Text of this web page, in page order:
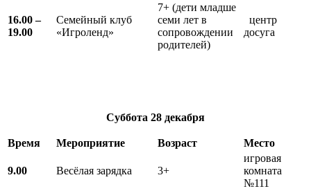
16.00 –
19.00
Семейный клуб
«Игроленд»
7+ (дети младше
семи лет в
сопровождении
родителей)
центр
досуга
Суббота 28 декабря
Время Мероприятие Возраст Место
9.00 Весёлая зарядка 3+
игровая
комната
№111